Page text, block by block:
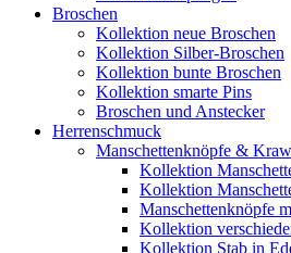
Broschen
Kollektion neue Broschen
Kollektion Silber-Broschen
Kollektion bunte Broschen
Kollektion smarte Pins
Broschen und Anstecker
Herrenschmuck
Manschettenknöpfe &
Kollektion
Kollektion
Manschettenknöpfe
Kollektion
Kollektion Stab in